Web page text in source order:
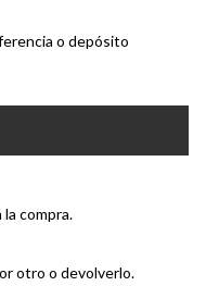
o depósito
compra.
otro o devolverlo.